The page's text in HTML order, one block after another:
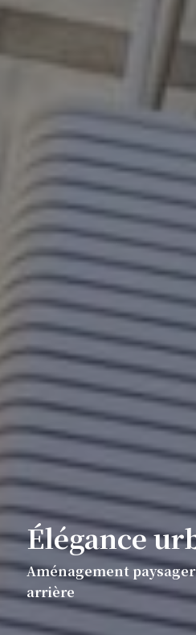
Élégance
Aménagement
arrière